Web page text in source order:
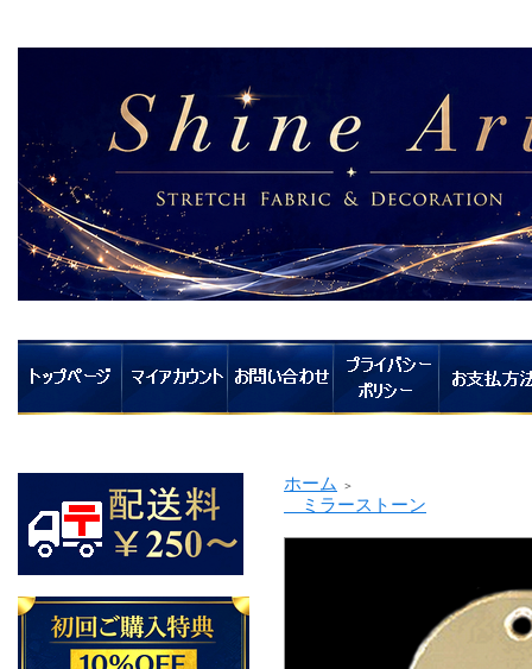
ホーム ＞
ミラーストーン